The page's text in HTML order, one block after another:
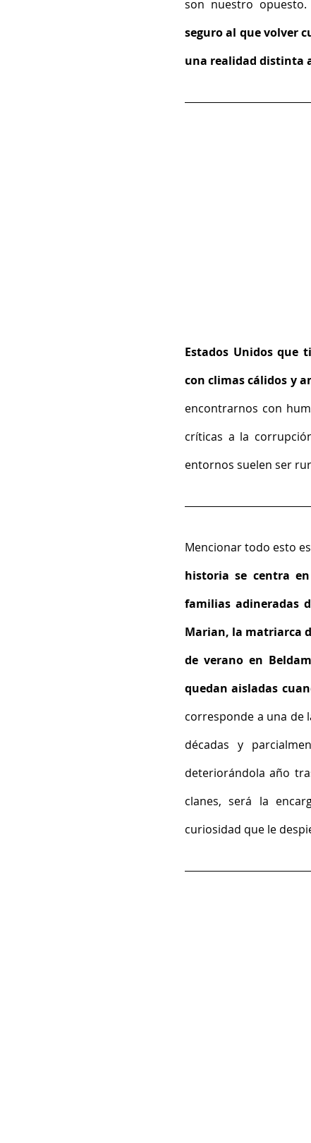
son nuestro opuesto.
seguro al que volver
una realidad distinta
Estados Unidos que
con climas cálidos y
encontrarnos con
críticas a la
entornos suelen ser
Mencionar todo esto
historia se centra
familias adineradas
Marian, la matriarca
de verano en
quedan aisladas
corresponde a una de
décadas y
deteriorándola año
clanes, será la
curiosidad que le